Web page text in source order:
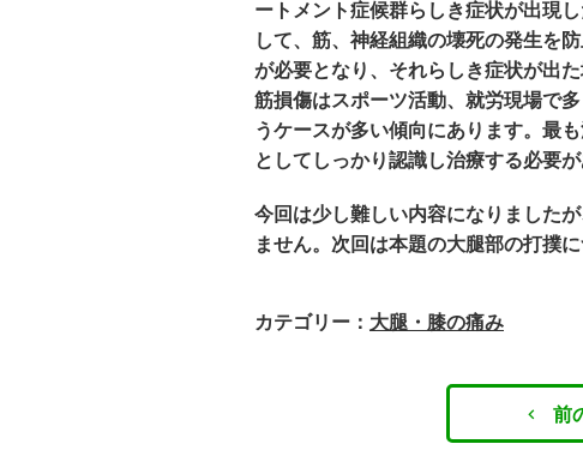
ートメント症候群らしき症状が出現
して、筋、神経組織の壊死の発生を
が必要となり、それらしき症状が出
筋損傷はスポーツ活動、就労現場で
うケースが多い傾向にあります。最
としてしっかり認識し治療する必要
今回は少し難しい内容になりました
ません。次回は本題の大腿部の打撲
カテゴリー： 大腿・膝の痛み
前